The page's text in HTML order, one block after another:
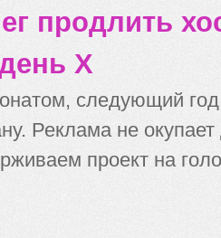
продлить
X
следующий
Реклама не
проект на